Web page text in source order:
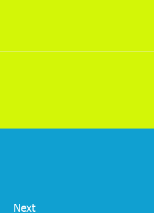
Next